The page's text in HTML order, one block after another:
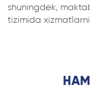
shuningdek,
tizimida